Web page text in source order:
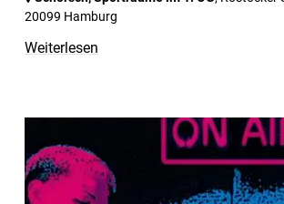
20099 Hamburg
Weiterlesen